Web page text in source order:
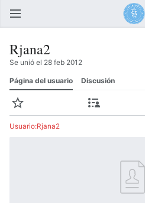
Abrir menú principal
Rjana2
Se unió el 28 feb 2012
Página del usuario Discusión
Vigilar Contribuciones
Usuario:Rjana2